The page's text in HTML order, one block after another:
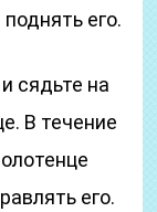
его.
сядьте на
В течение
его.